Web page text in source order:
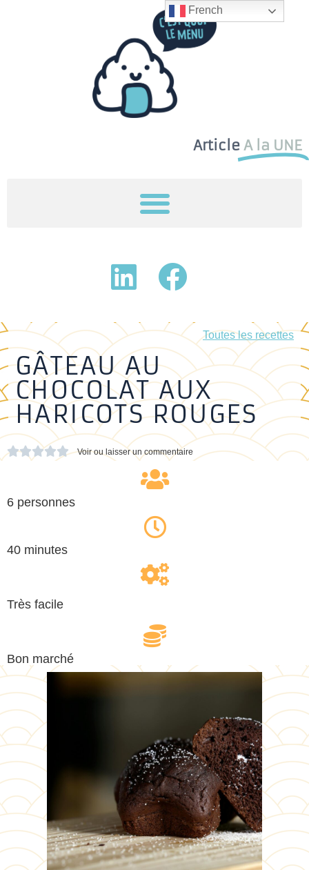
Article A la UNE
Toutes les recettes
GÂTEAU AU
CHOCOLAT AUX
HARICOTS ROUGES
 Voir ou laisser un commentaire
6 personnes
40 minutes
Très facile
Bon marché
French